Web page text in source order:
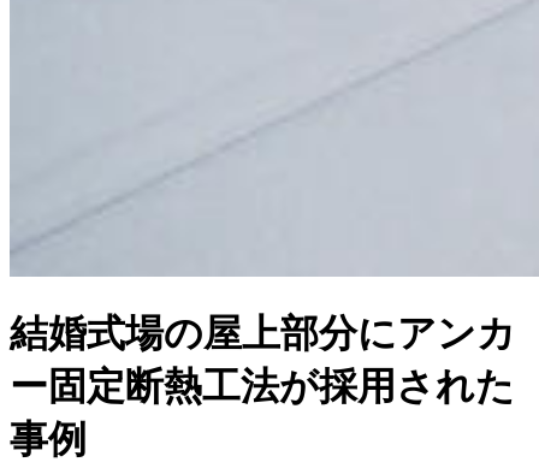
結婚式場の屋上部分にアンカ
ー固定断熱工法が採用された
事例